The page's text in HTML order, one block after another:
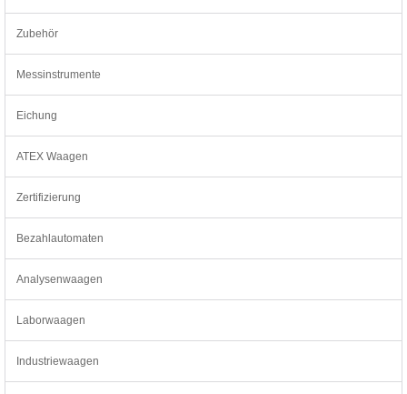
Zubehör
Messinstrumente
Eichung
ATEX Waagen
Zertifizierung
Bezahlautomaten
Analysenwaagen
Laborwaagen
Industriewaagen